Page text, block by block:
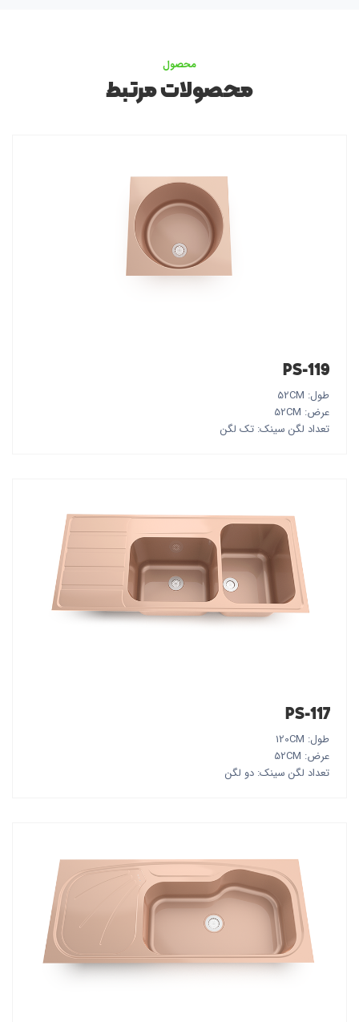
محصول
محصولات مرتبط
PS-119
طول: 52CM
عرض: 52CM
تعداد لگن سینک: تک لگن
PS-117
طول: 120CM
عرض: 52CM
تعداد لگن سینک: دو لگن